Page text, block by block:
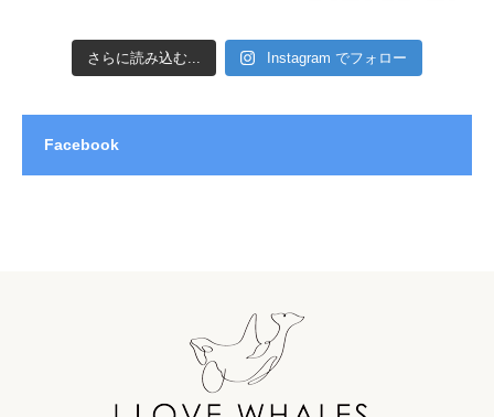
さらに読み込む... Instagram でフォロー
Facebook